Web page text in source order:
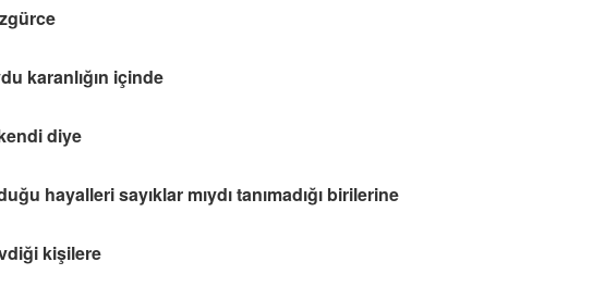
karanlığın içinde
diye
hayalleri sayıklar mıydı tanımadığı birilerine
kişilere